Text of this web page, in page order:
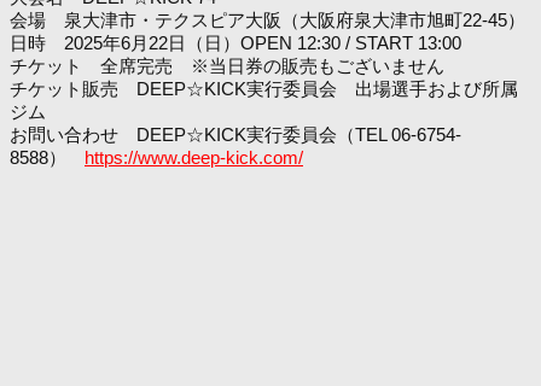
会場 泉大津市・テクスピア大阪（大阪府泉大津市旭町22-45）
日時 2025年6月22日（日）OPEN 12:30 / START 13:00
チケット 全席完売 ※当日券の販売もございません
チケット販売 DEEP☆KICK実行委員会 出場選手および所属
ジム
お問い合わせ DEEP☆KICK実行委員会（TEL 06-6754-
8588） https://www.deep-kick.com/